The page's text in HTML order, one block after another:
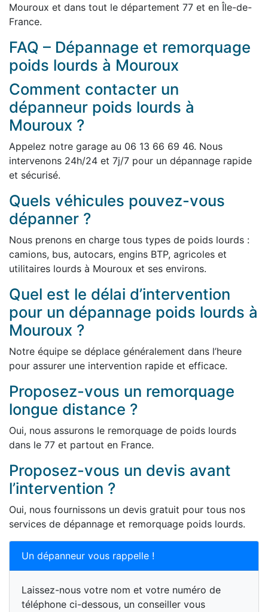
Mouroux et dans tout le département 77 et en Île-de-
France.
FAQ – Dépannage et remorquage
poids lourds à Mouroux
Comment contacter un
dépanneur poids lourds à
Mouroux ?
Appelez notre garage au 06 13 66 69 46. Nous
intervenons 24h/24 et 7j/7 pour un dépannage rapide
et sécurisé.
Quels véhicules pouvez-vous
dépanner ?
Nous prenons en charge tous types de poids lourds :
camions, bus, autocars, engins BTP, agricoles et
utilitaires lourds à Mouroux et ses environs.
Quel est le délai d’intervention
pour un dépannage poids lourds à
Mouroux ?
Notre équipe se déplace généralement dans l’heure
pour assurer une intervention rapide et efficace.
Proposez-vous un remorquage
longue distance ?
Oui, nous assurons le remorquage de poids lourds
dans le 77 et partout en France.
Proposez-vous un devis avant
l’intervention ?
Oui, nous fournissons un devis gratuit pour tous nos
services de dépannage et remorquage poids lourds.
Un dépanneur vous rappelle !
Laissez-nous votre nom et votre numéro de
téléphone ci-dessous, un conseiller vous